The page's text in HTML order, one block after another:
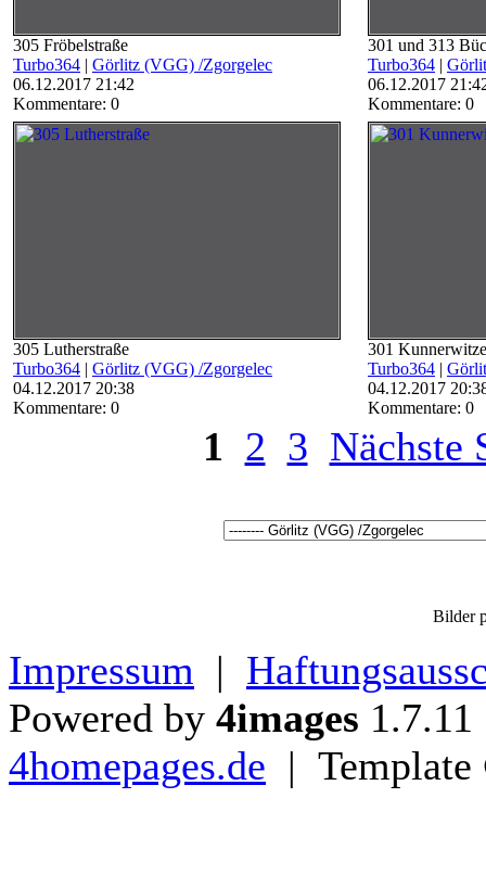
305 Fröbelstraße
Turbo364 | Görlitz (VGG) /Zgorgelec
06.12.2017 21:42
Kommentare: 0
301 und 313
Turbo364 |
06.12.2017
Kommentare: 0
305 Lutherstraße
Turbo364 | Görlitz (VGG) /Zgorgelec
04.12.2017 20:38
Kommentare: 0
301
Turbo364 |
04.12.2017
Kommentare: 0
1 2 3 Nächste
Bilder
Impressum |
Powered by 4images
4homepages.de |